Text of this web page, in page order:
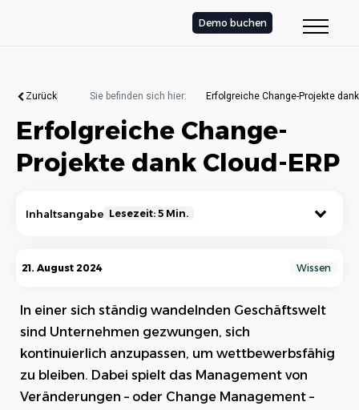
Demo buchen
Zurück Sie befinden sich hier: Erfolgreiche Change-Projekte
Erfolgreiche Change-
Projekte dank Cloud-ERP
Inhaltsangabe Lesezeit: 5 Min.
Die Bedeutung von Change Management in
Unternehmen
Vorteile von Cloud-ERP für Change-Projekte
2. Skalierbarkeit und Flexibilität
3. Kosteneffizienz und Ressourcenschonung
4. Schnelle Implementierung und einfache Updates
21. August 2024 Wissen
In einer sich ständig wandelnden Geschäftswelt
sind Unternehmen gezwungen, sich
kontinuierlich anzupassen, um wettbewerbsfähig
zu bleiben. Dabei spielt das Management von
Veränderungen – oder Change Management –